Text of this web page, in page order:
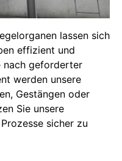
lassen sich
effizient und
nach geforderter
werden unsere
Gestängen oder
Sie unsere
sicher zu